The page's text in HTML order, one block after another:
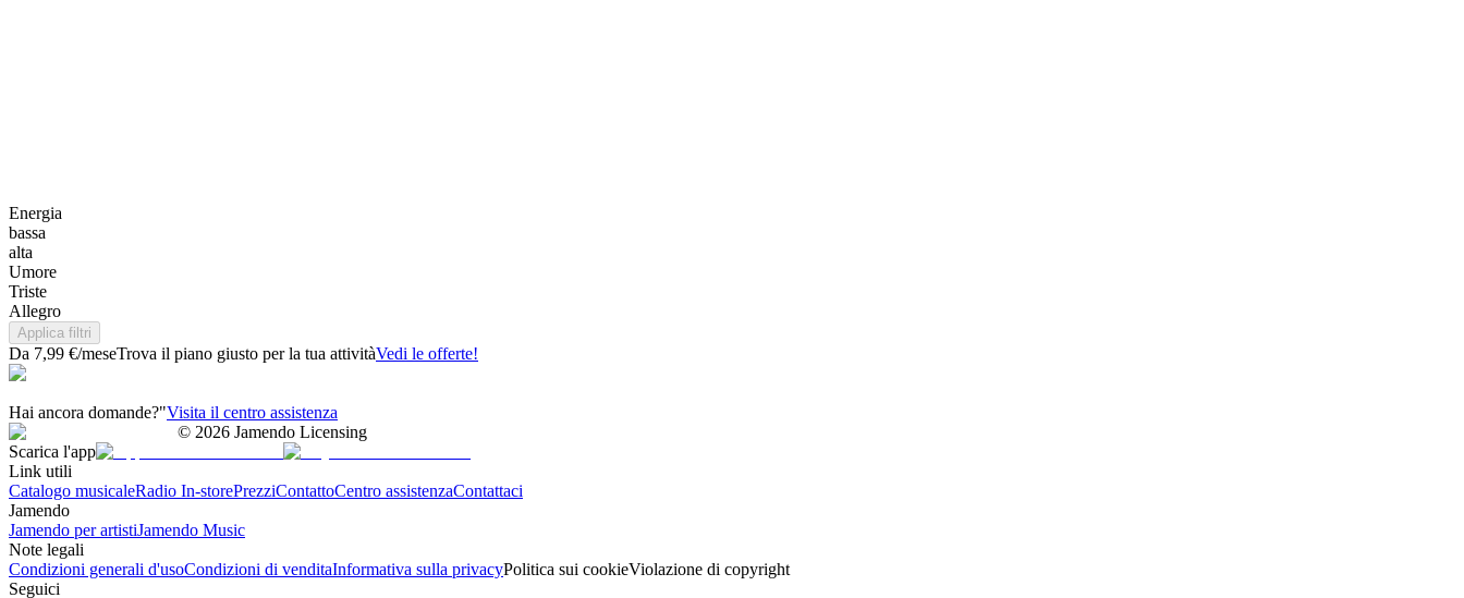
Energia
bassa
alta
Umore
Triste
Allegro
Applica filtri
Da 7,99 €/meseTrova il piano giusto per la tua attivitàVedi le offerte!
Hai ancora domande?"Visita il centro assistenza
© 2026 Jamendo Licensing
Scarica l'app
Link utili
Catalogo musicaleRadio In-storePrezziContattoCentro assistenzaContattaci
Jamendo
Jamendo per artistiJamendo Music
Note legali
Condizioni generali d'usoCondizioni di venditaInformativa sulla privacyPolitica sui cookieViolazione di copyright
Seguici